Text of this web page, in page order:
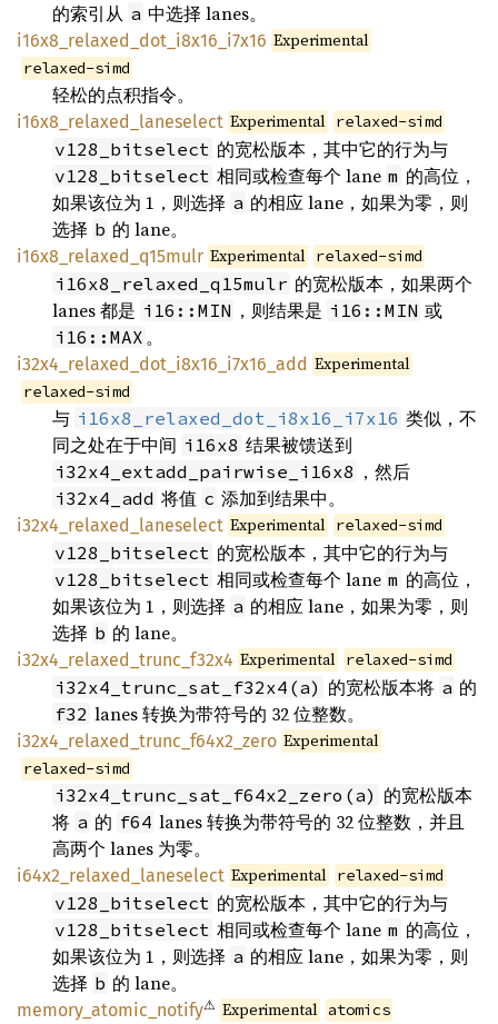
的索引从 a 中选择 lanes。
i16x8_relaxed_dot_i8x16_i7x16 Experimental
relaxed-simd
轻松的点积指令。
i16x8_relaxed_laneselect Experimental relaxed-simd
v128_bitselect 的宽松版本，其中它的行为与
v128_bitselect 相同或检查每个 lane m 的高位，
如果该位为 1，则选择 a 的相应 lane，如果为零，则
选择 b 的 lane。
i16x8_relaxed_q15mulr Experimental relaxed-simd
i16x8_relaxed_q15mulr 的宽松版本，如果两个
lanes 都是 i16::MIN ，则结果是 i16::MIN 或
i16::MAX 。
i32x4_relaxed_dot_i8x16_i7x16_add Experimental
relaxed-simd
与 i16x8_relaxed_dot_i8x16_i7x16 类似，不
同之处在于中间 i16x8 结果被馈送到
i32x4_extadd_pairwise_i16x8 ，然后
i32x4_add 将值 c 添加到结果中。
i32x4_relaxed_laneselect Experimental relaxed-simd
v128_bitselect 的宽松版本，其中它的行为与
v128_bitselect 相同或检查每个 lane m 的高位，
如果该位为 1，则选择 a 的相应 lane，如果为零，则
选择 b 的 lane。
i32x4_relaxed_trunc_f32x4 Experimental relaxed-simd
i32x4_trunc_sat_f32x4(a) 的宽松版本将 a 的
f32 lanes 转换为带符号的 32 位整数。
i32x4_relaxed_trunc_f64x2_zero Experimental
relaxed-simd
i32x4_trunc_sat_f64x2_zero(a) 的宽松版本
将 a 的 f64 lanes 转换为带符号的 32 位整数，并且
高两个 lanes 为零。
i64x2_relaxed_laneselect Experimental relaxed-simd
v128_bitselect 的宽松版本，其中它的行为与
v128_bitselect 相同或检查每个 lane m 的高位，
如果该位为 1，则选择 a 的相应 lane，如果为零，则
选择 b 的 lane。
memory_atomic_notify⚠ Experimental atomics